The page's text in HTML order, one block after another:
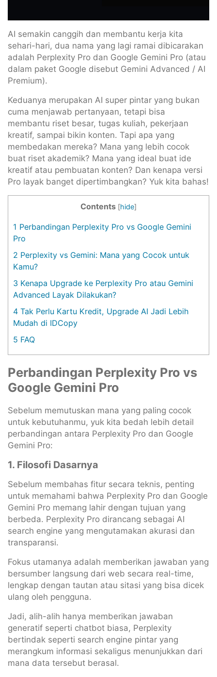
AI semakin canggih dan membantu kerja kita
sehari-hari, dua nama yang lagi ramai dibicarakan
adalah Perplexity Pro dan Google Gemini Pro (atau
dalam paket Google disebut Gemini Advanced / AI
Premium).
Keduanya merupakan AI super pintar yang bukan
cuma menjawab pertanyaan, tetapi bisa
membantu riset besar, tugas kuliah, pekerjaan
kreatif, sampai bikin konten. Tapi apa yang
membedakan mereka? Mana yang lebih cocok
buat riset akademik? Mana yang ideal buat ide
kreatif atau pembuatan konten? Dan kenapa versi
Pro layak banget dipertimbangkan? Yuk kita bahas!
Contents [hide]
1 Perbandingan Perplexity Pro vs Google Gemini
Pro
2 Perplexity vs Gemini: Mana yang Cocok untuk
Kamu?
3 Kenapa Upgrade ke Perplexity Pro atau Gemini
Advanced Layak Dilakukan?
4 Tak Perlu Kartu Kredit, Upgrade AI Jadi Lebih
Mudah di IDCopy
5 FAQ
Perbandingan Perplexity Pro vs
Google Gemini Pro
Sebelum memutuskan mana yang paling cocok
untuk kebutuhanmu, yuk kita bedah lebih detail
perbandingan antara Perplexity Pro dan Google
Gemini Pro:
1. Filosofi Dasarnya
Sebelum membahas fitur secara teknis, penting
untuk memahami bahwa Perplexity Pro dan Google
Gemini Pro memang lahir dengan tujuan yang
berbeda. Perplexity Pro dirancang sebagai AI
search engine yang mengutamakan akurasi dan
transparansi.
Fokus utamanya adalah memberikan jawaban yang
bersumber langsung dari web secara real-time,
lengkap dengan tautan atau sitasi yang bisa dicek
ulang oleh pengguna.
Jadi, alih-alih hanya memberikan jawaban
generatif seperti chatbot biasa, Perplexity
bertindak seperti search engine pintar yang
merangkum informasi sekaligus menunjukkan dari
mana data tersebut berasal.